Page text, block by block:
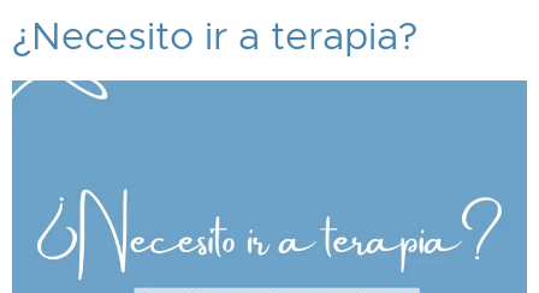
¿Necesito ir a terapia?